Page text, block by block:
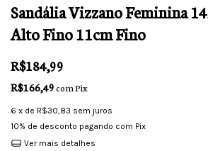
Sandália Vizzano Feminina
Alto Fino 11cm Fino
R$184,99
R$166,49comPix
6 x de R$30,83 sem juros
10% de desconto pagando com Pix
Ver mais detalhes